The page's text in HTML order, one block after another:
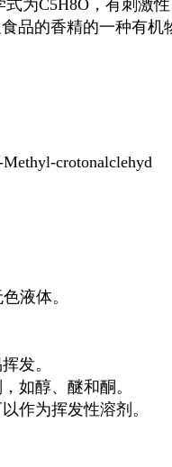
为C5H8O，有刺激
品的香精的一种有机
crotonalclehyd
液体。
发。
如醇、醚和酮。
作为挥发性溶剂。